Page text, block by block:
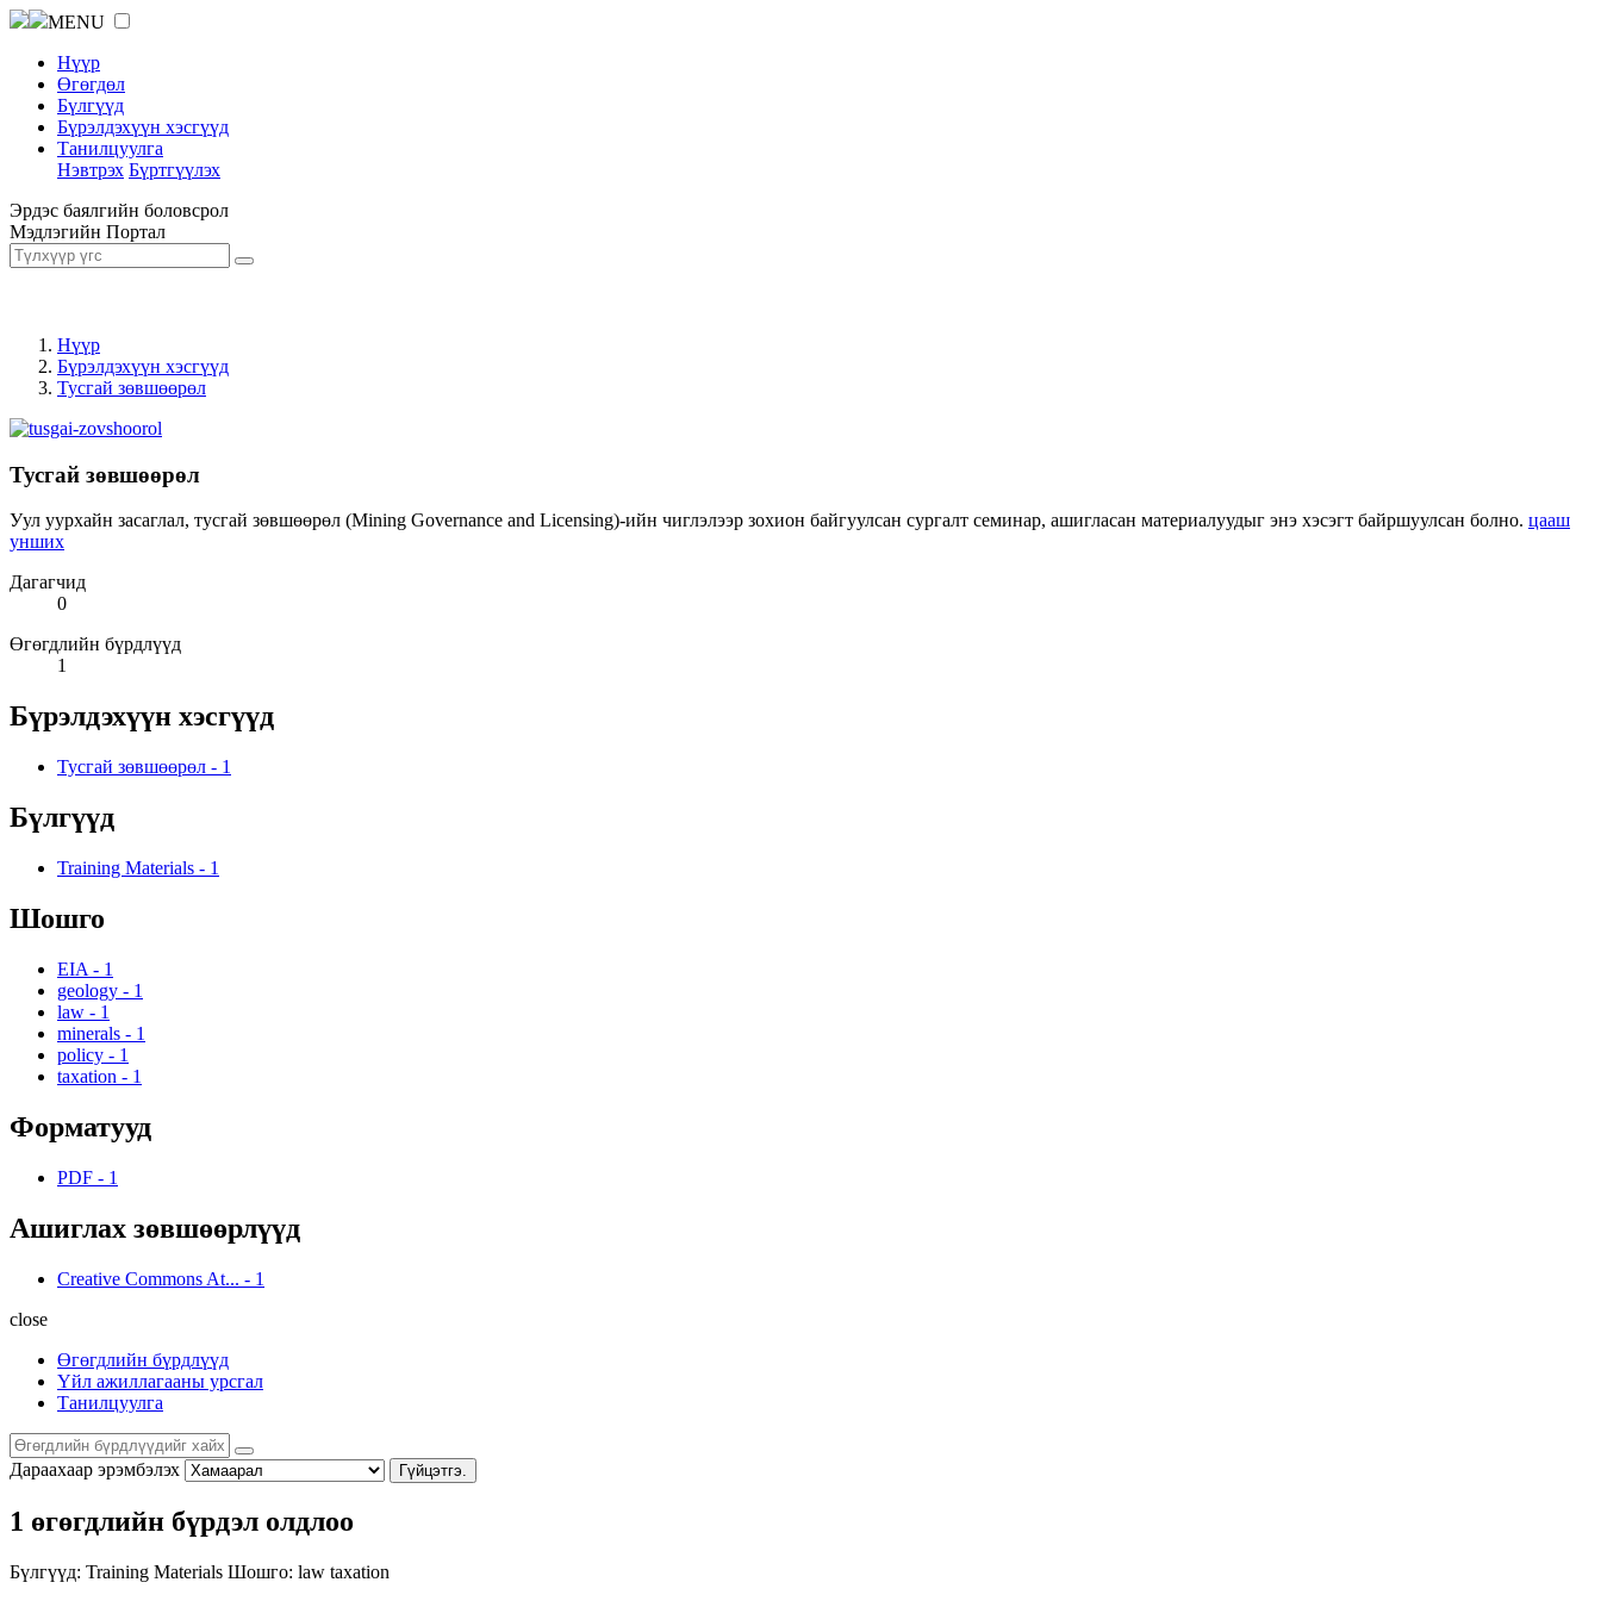
MENU
Нүүр
Өгөгдөл
Бүлгүүд
Бүрэлдэхүүн хэсгүүд
Танилцуулга
Нэвтрэх Бүртгүүлэх
Эрдэс баялгийн боловсрол
Мэдлэгийн Портал
Нүүр
Бүрэлдэхүүн хэсгүүд
Тусгай зөвшөөрөл
Тусгай зөвшөөрөл
Уул уурхайн засаглал, тусгай зөвшөөрөл (Mining Governance and Licensing)-ийн чиглэлээр зохион байгуулсан сургалт семинар, ашигласан материалуудыг энэ хэсэгт байршуулсан болно. цааш
унших
Дагагчид
0
Өгөгдлийн бүрдлүүд
1
Бүрэлдэхүүн хэсгүүд
Тусгай зөвшөөрөл - 1
Бүлгүүд
Training Materials - 1
Шошго
EIA - 1
geology - 1
law - 1
minerals - 1
policy - 1
taxation - 1
Форматууд
PDF - 1
Ашиглах зөвшөөрлүүд
Creative Commons At... - 1
close
Өгөгдлийн бүрдлүүд
Үйл ажиллагааны урсгал
Танилцуулга
Дараахаар эрэмбэлэх Гүйцэтгэ.
1 өгөгдлийн бүрдэл олдлоо
Бүлгүүд: Training Materials Шошго: law taxation